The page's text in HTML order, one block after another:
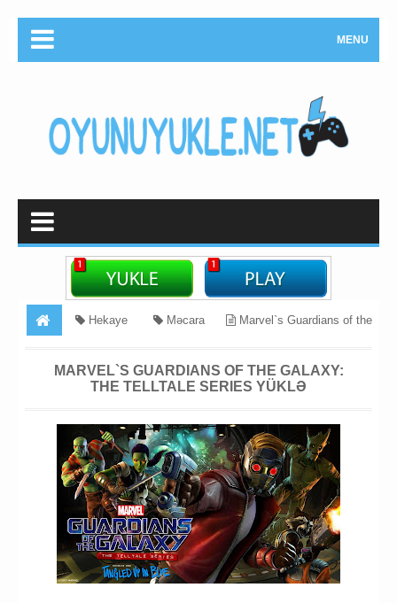
MENU
Hekaye Məcara Marvel`s Guardians of the
MARVEL`S GUARDIANS OF THE GALAXY:
THE TELLTALE SERIES YÜKLƏ